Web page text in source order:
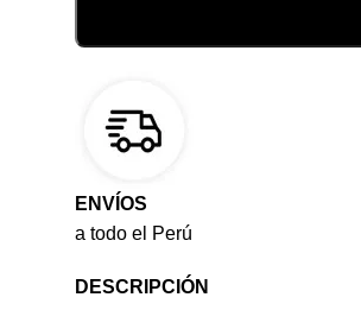
ENVÍOS
a todo el Perú
DESCRIPCIÓN